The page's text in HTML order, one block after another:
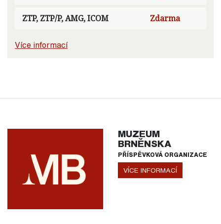
ZTP, ZTP/P, AMG, ICOM Zdarma
Více informací
MUZEUM
BRNĚNSKA
PŘÍSPĚVKOVÁ ORGANIZACE
VÍCE INFORMACÍ